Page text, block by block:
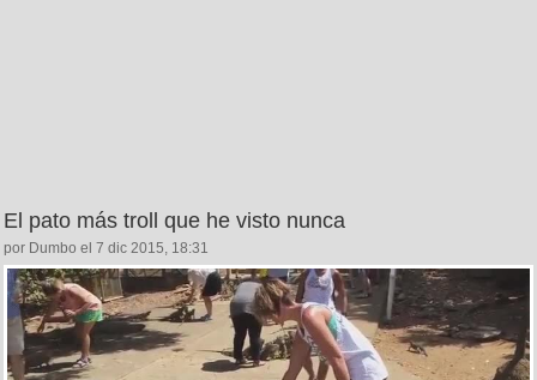
El pato más troll que he visto nunca
por Dumbo el 7 dic 2015, 18:31